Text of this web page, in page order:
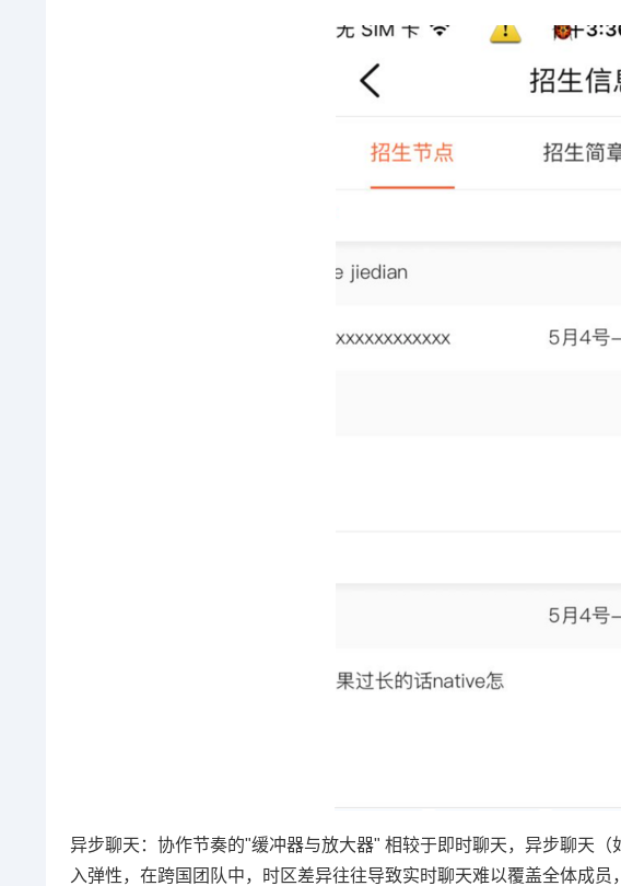
异步聊天：协作节奏的"缓冲器与放大器" 相较于即时聊天，异步聊天
入弹性，在跨国团队中，时区差异往往导致实时聊天难以覆盖全体成